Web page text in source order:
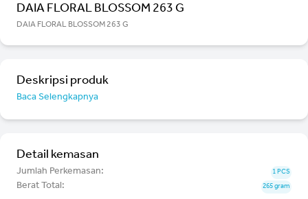
DAIA FLORAL BLOSSOM 263 G
DAIA FLORAL BLOSSOM 263 G
Deskripsi produk
Baca Selengkapnya
Detail kemasan
Jumlah Perkemasan: 1 PCS
Berat Total: 265 gram